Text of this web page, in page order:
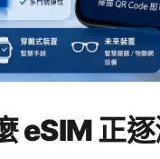
eSIM 正